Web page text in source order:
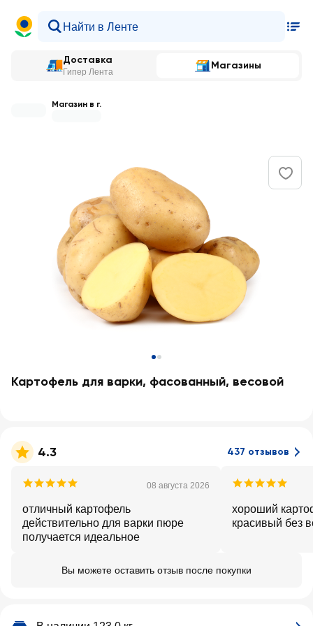
Доставка
Гипер Лента
Магазины
Магазин в г.
Картофель для варки, фасованный, весовой
4.3 437 отзывов
08 августа 2026
отличный картофель
действительно для варки пюре
получается идеальное
хороший
красивый без
Вы можете оставить отзыв после покупки